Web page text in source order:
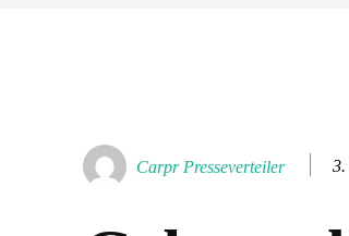
Carpr Presseverteiler 3.